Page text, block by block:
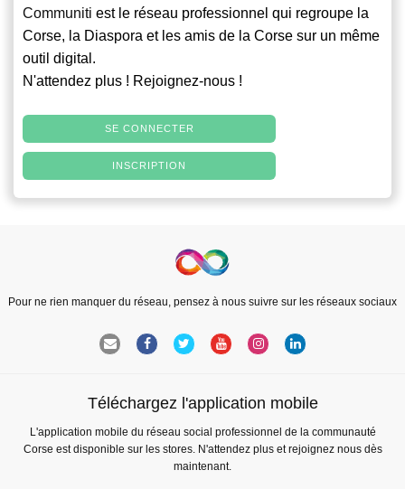
Communiti est le réseau professionnel qui regroupe la
Corse, la Diaspora et les amis de la Corse sur un même
outil digital.
N'attendez plus ! Rejoignez-nous !
SE CONNECTER
INSCRIPTION
Pour ne rien manquer du réseau, pensez à nous suivre sur les réseaux sociaux
Téléchargez l'application mobile
L'application mobile du réseau social professionnel de la communauté
Corse est disponible sur les stores. N'attendez plus et rejoignez nous dès
maintenant.